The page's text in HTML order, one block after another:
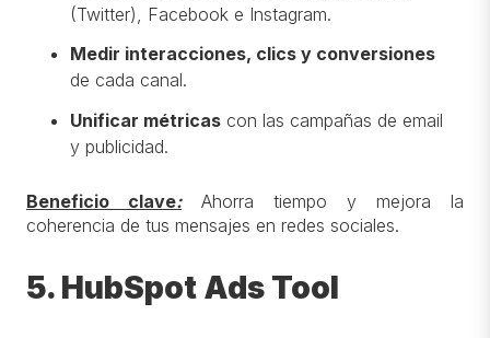
(Twitter), Facebook e Instagram.
Medir interacciones, clics y conversiones
de cada canal.
Unificar métricascon las campañas de email
y publicidad.
Beneficio clave:Ahorra tiempo y mejora la
coherencia de tus mensajes en redes sociales.
5. HubSpot Ads Tool